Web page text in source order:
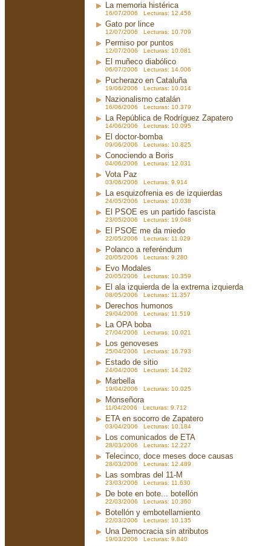
La memoria histérica
16/07/2006 Lecturas: 12.456
Gato por lince
12/07/2006 Lecturas: 10.709
Permiso por puntos
12/07/2006 Lecturas: 10.081
El muñeco diabólico
06/07/2006 Lecturas: 14.006
Pucherazo en Cataluña
19/06/2006 Lecturas: 10.014
Nazionalismo catalán
16/06/2006 Lecturas: 10.379
La República de Rodríguez Zapatero
14/06/2006 Lecturas: 10.095
El doctor-bomba
09/06/2006 Lecturas: 10.825
Conociendo a Boris
04/06/2006 Lecturas: 12.031
Vota Paz
03/06/2006 Lecturas: 9.914
La esquizofrenia es de izquierdas
24/05/2006 Lecturas: 10.038
El PSOE es un partido fascista
23/05/2006 Lecturas: 19.048
El PSOE me da miedo
22/05/2006 Lecturas: 11.029
Polanco a referéndum
20/05/2006 Lecturas: 9.280
Evo Modales
20/05/2006 Lecturas: 10.359
El ala izquierda de la extrema izquierda
08/05/2006 Lecturas: 11.357
Derechos humonos
29/04/2006 Lecturas: 11.519
La OPA boba
27/04/2006 Lecturas: 10.021
Los genoveses
25/04/2006 Lecturas: 16.793
Estado de sitio
24/04/2006 Lecturas: 14.282
Marbella
19/04/2006 Lecturas: 10.025
Monseñora
11/04/2006 Lecturas: 9.712
ETA en socorro de Zapatero
03/04/2006 Lecturas: 10.184
Los comunicados de ETA
28/03/2006 Lecturas: 12.227
Telecinco, doce meses doce causas
28/03/2006 Lecturas: 12.489
Las sombras del 11-M
23/03/2006 Lecturas: 11.630
De bote en bote... botellón
22/03/2006 Lecturas: 10.360
Botellón y embotellamiento
22/03/2006 Lecturas: 10.135
Una Democracia sin atributos
19/03/2006 Lecturas: 9.840